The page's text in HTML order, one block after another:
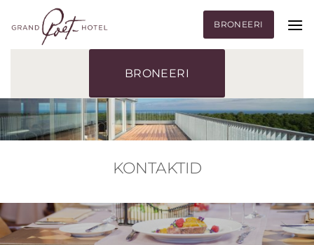
content
BRONEERI
BRONEERI
KONTAKTID